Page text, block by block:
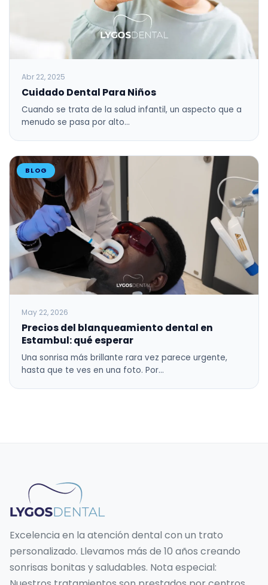
Abr 22, 2025
Cuidado Dental Para Niños
Cuando se trata de la salud infantil, un aspecto que a
menudo se pasa por alto…
BLOG
May 22, 2026
Precios del blanqueamiento dental en
Estambul: qué esperar
Una sonrisa más brillante rara vez parece urgente,
hasta que te ves en una foto. Por…
Excelencia en la atención dental con un trato
personalizado. Llevamos más de 10 años creando
sonrisas bonitas y saludables. Nota especial: